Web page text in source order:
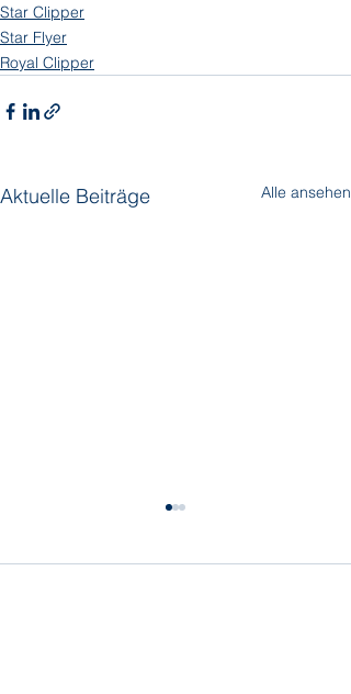
Star Clipper
Star Flyer
Royal Clipper
Aktuelle Beiträge Alle ansehen